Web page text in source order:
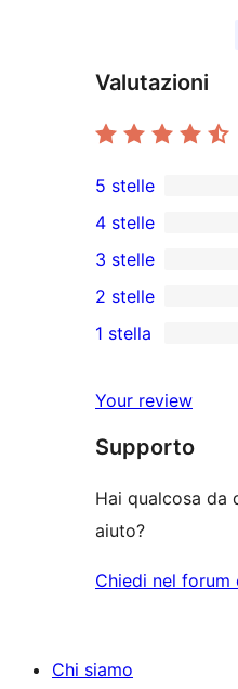
Valutazioni
801
recensioni
a
5-
stelle
5 stelle
82
recensioni
a
4-
4 stelle
25
recensioni
a
stelle
3 stelle
23
recensioni
2-
stelle
2 stelle
120
a
1-
1 stella
Your review
Supporto
Hai qualcosa da
aiuto?
Chiedi nel
Chi siamo